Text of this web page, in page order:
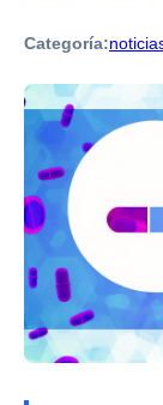
Categoría: